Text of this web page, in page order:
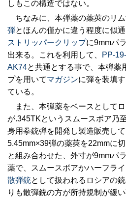
しもこの構造ではない。
ちなみに、本弾薬の薬莢のリ
弾とほんの僅かに違う程度に似
ストリッパークリップに9mmパ
出来る。これを利用して、
PP-
AK74と共通とする事で、本弾薬
プを用いてマガジンに弾を装填
ている。
また、本弾薬をベースとして
が.345TKというスムースボア乃
身用拳銃弾を開発し製造販売し
5.45mm×39弾の薬莢を22mmに
と組み合わせた、外寸が9mmパ
薬で、スムースボアかハーフラ
散弾銃として扱われるロシアの
りも散弾銃の方が所持規制が緩い